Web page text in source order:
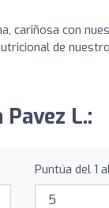
cariñosa con
de
L.:
Puntúa del 1